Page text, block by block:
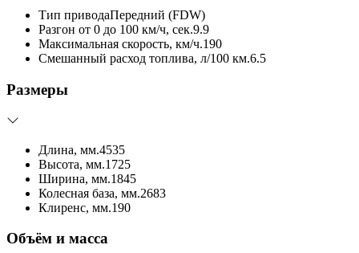
Тип приводаПередний (FDW)
Разгон от 0 до 100 км/ч, сек.9.9
Максимальная скорость, км/ч.190
Смешанный расход топлива, л/100 км.6.5
Размеры
Длина, мм.4535
Высота, мм.1725
Ширина, мм.1845
Колесная база, мм.2683
Клиренс, мм.190
Объём и масса